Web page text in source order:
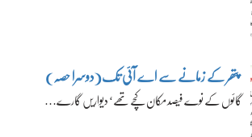
پتھر کے زمانے سے اے آئی تک(دوسرا حصہ)
گائوں کے نوے فیصد مکان کچے تھے‘ دیواریں گارے…